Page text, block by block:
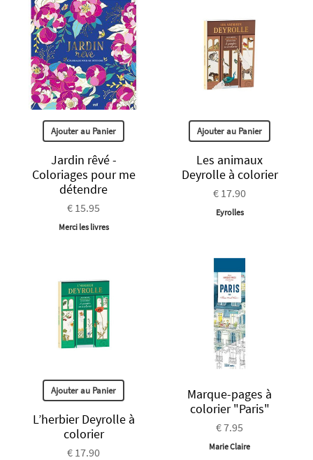
Ajouter au Panier
Jardin rêvé -
Coloriages pour me
détendre
€ 15.95
Merci les livres
Ajouter au Panier
Les animaux
Deyrolle à colorier
€ 17.90
Eyrolles
Ajouter au Panier
L’herbier Deyrolle à
colorier
€ 17.90
Marque-pages à
colorier "Paris"
€ 7.95
Marie Claire